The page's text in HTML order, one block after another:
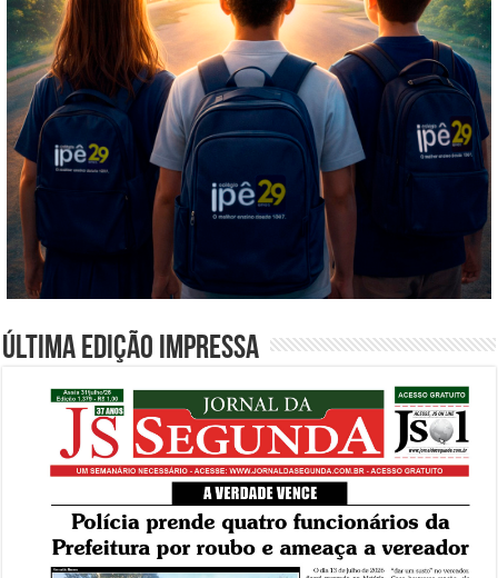
Última edição impressa